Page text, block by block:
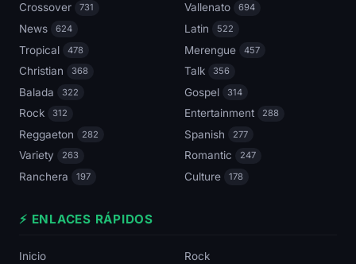
Crossover 731 Vallenato 694
News 624 Latin 522
Tropical 478 Merengue 457
Christian 368 Talk 356
Balada 322 Gospel 314
Rock 312 Entertainment 288
Reggaeton 282 Spanish 277
Variety 263 Romantic 247
Ranchera 197 Culture 178
⚡ ENLACES RÁPIDOS
Inicio
Rock